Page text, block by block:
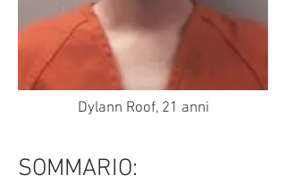
Dylann Roof, 21 anni
SOMMARIO: